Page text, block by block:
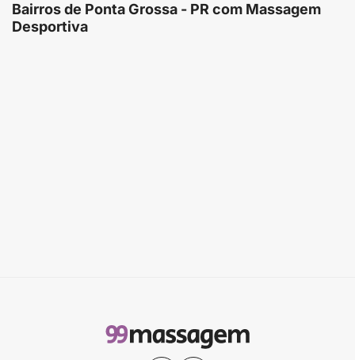
Bairros de Ponta Grossa - PR com Massagem
Desportiva